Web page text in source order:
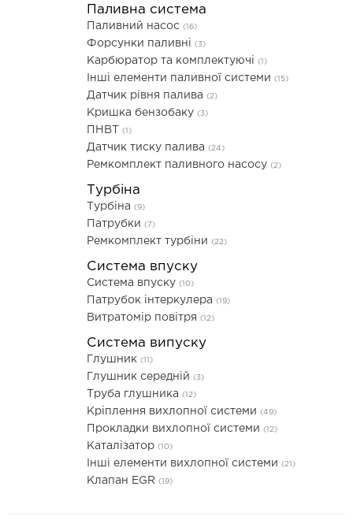
Паливна система
Паливний насос (16)
Форсунки паливні (3)
Карбюратор та комплектуючі (1)
Інші елементи паливної системи (15)
Датчик рівня палива (2)
Кришка бензобаку (3)
ПНВТ (1)
Датчик тиску палива (24)
Ремкомплект паливного насосу (2)
Турбіна
Турбіна (9)
Патрубки (7)
Ремкомплект турбіни (22)
Система впуску
Система впуску (10)
Патрубок інтеркулера (19)
Витратомір повітря (12)
Система випуску
Глушник (11)
Глушник середній (3)
Труба глушника (12)
Кріплення вихлопної системи (49)
Прокладки вихлопної системи (12)
Каталізатор (10)
Інші елементи вихлопної системи (21)
Клапан EGR (19)